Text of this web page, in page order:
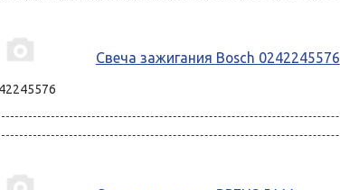
Свеча зажигания Bosch 0242245576